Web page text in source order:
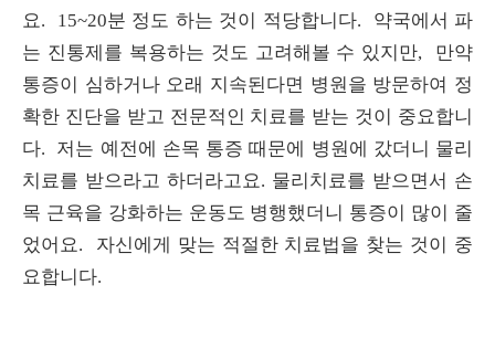
요. 15~20분 정도 하는 것이 적당합니다. 약국에서 파
는 진통제를 복용하는 것도 고려해볼 수 있지만, 만약
통증이 심하거나 오래 지속된다면 병원을 방문하여 정
확한 진단을 받고 전문적인 치료를 받는 것이 중요합니
다. 저는 예전에 손목 통증 때문에 병원에 갔더니 물리
치료를 받으라고 하더라고요. 물리치료를 받으면서 손
목 근육을 강화하는 운동도 병행했더니 통증이 많이 줄
었어요. 자신에게 맞는 적절한 치료법을 찾는 것이 중
요합니다.